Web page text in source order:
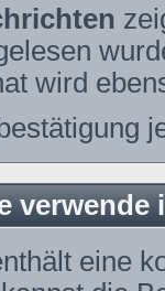
wird
verwende
eine